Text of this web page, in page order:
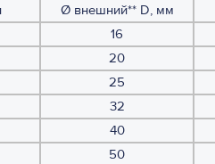
Ø внешний** D, мм
16
20
25
32
40
50